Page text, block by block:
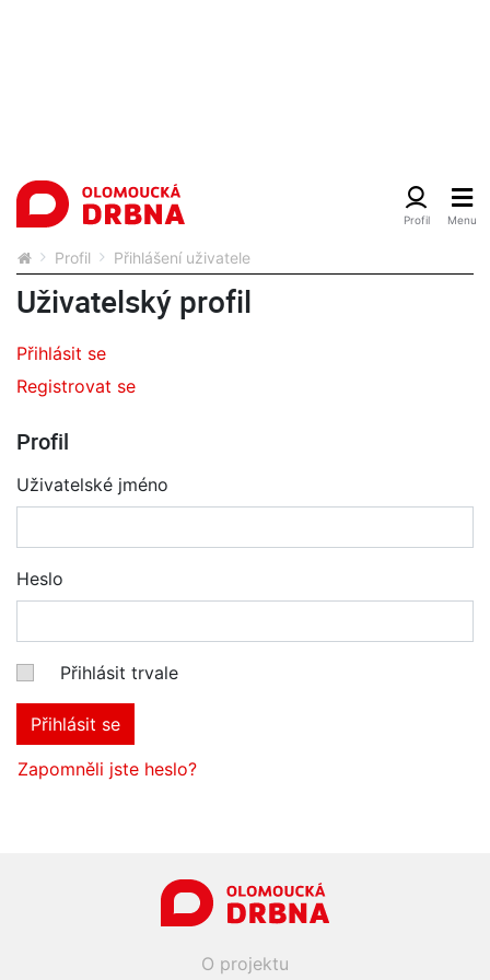
Profil Přihlášení uživatele
Uživatelský profil
Přihlásit se
Registrovat se
Profil
Uživatelské jméno
Heslo
Přihlásit trvale
Přihlásit se
Zapomněli jste heslo?
O projektu